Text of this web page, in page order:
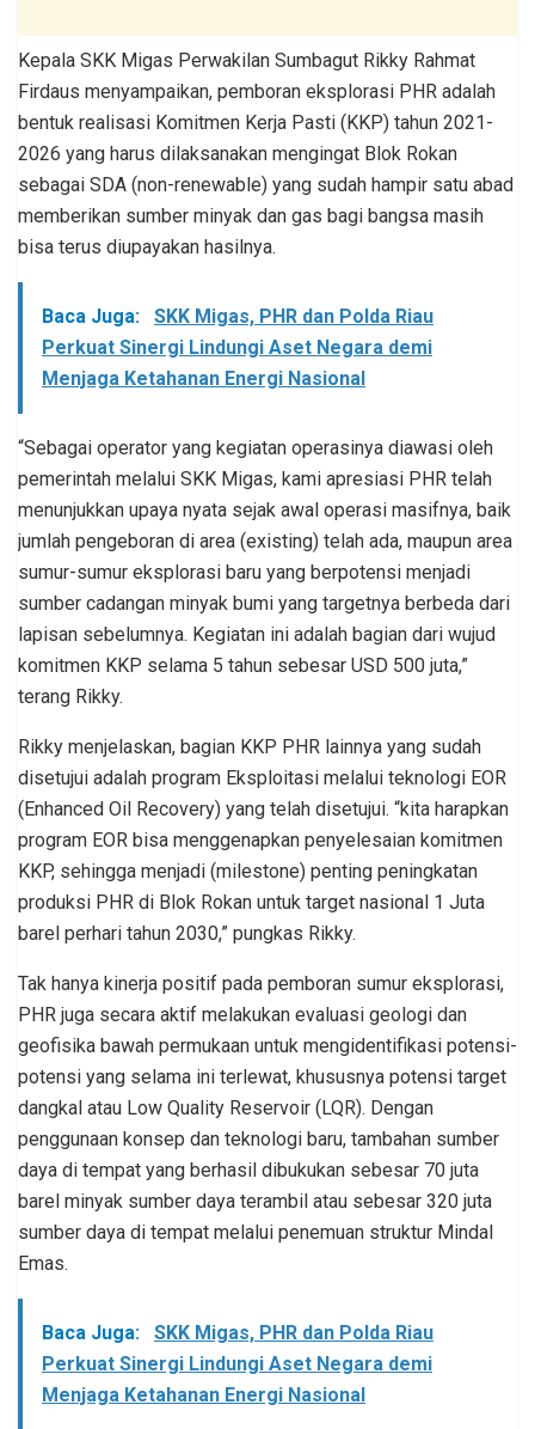
Kepala SKK Migas Perwakilan Sumbagut Rikky Rahmat
Firdaus menyampaikan, pemboran eksplorasi PHR adalah
bentuk realisasi Komitmen Kerja Pasti (KKP) tahun 2021-
2026 yang harus dilaksanakan mengingat Blok Rokan
sebagai SDA (non-renewable) yang sudah hampir satu abad
memberikan sumber minyak dan gas bagi bangsa masih
bisa terus diupayakan hasilnya.
Baca Juga:
SKK Migas, PHR dan Polda Riau
Perkuat Sinergi Lindungi Aset Negara demi
Menjaga Ketahanan Energi Nasional
“Sebagai operator yang kegiatan operasinya diawasi oleh
pemerintah melalui SKK Migas, kami apresiasi PHR telah
menunjukkan upaya nyata sejak awal operasi masifnya, baik
jumlah pengeboran di area (existing) telah ada, maupun area
sumur-sumur eksplorasi baru yang berpotensi menjadi
sumber cadangan minyak bumi yang targetnya berbeda dari
lapisan sebelumnya. Kegiatan ini adalah bagian dari wujud
komitmen KKP selama 5 tahun sebesar USD 500 juta,”
terang Rikky.
Rikky menjelaskan, bagian KKP PHR lainnya yang sudah
disetujui adalah program Eksploitasi melalui teknologi EOR
(Enhanced Oil Recovery) yang telah disetujui. “kita harapkan
program EOR bisa menggenapkan penyelesaian komitmen
KKP, sehingga menjadi (milestone) penting peningkatan
produksi PHR di Blok Rokan untuk target nasional 1 Juta
barel perhari tahun 2030,” pungkas Rikky.
Tak hanya kinerja positif pada pemboran sumur eksplorasi,
PHR juga secara aktif melakukan evaluasi geologi dan
geofisika bawah permukaan untuk mengidentifikasi potensi-
potensi yang selama ini terlewat, khususnya potensi target
dangkal atau Low Quality Reservoir (LQR). Dengan
penggunaan konsep dan teknologi baru, tambahan sumber
daya di tempat yang berhasil dibukukan sebesar 70 juta
barel minyak sumber daya terambil atau sebesar 320 juta
sumber daya di tempat melalui penemuan struktur Mindal
Emas.
Baca Juga:
SKK Migas, PHR dan Polda Riau
Perkuat Sinergi Lindungi Aset Negara demi
Menjaga Ketahanan Energi Nasional